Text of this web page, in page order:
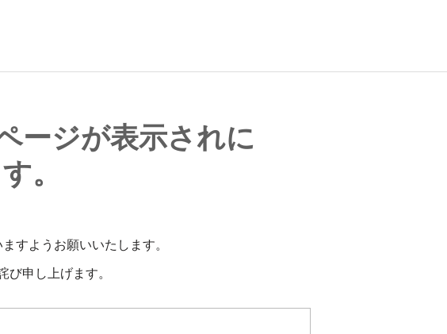
ージが表示されに
。
すようお願いいたします。
申し上げます。